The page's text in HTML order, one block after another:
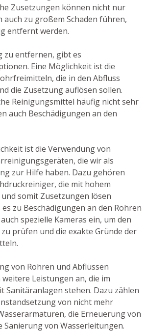
Zusetzungen können nicht nur
auch zu großem Schaden führen,
entfernt werden.
zu entfernen, gibt es
Eine Möglichkeit ist die
die in den Abfluss
die Zusetzung auflösen sollen.
Reinigungsmittel häufig nicht sehr
auch Beschädigungen an den
ist die Verwendung von
die wir als
zur Hilfe haben. Dazu gehören
die mit hohem
somit Zusetzungen lösen
zu Beschädigungen an den Rohren
spezielle Kameras ein, um den
prüfen und die exakte Gründe der
von Rohren und Abflüssen
Leistungen an, die im
Sanitäranlagen stehen. Dazu zählen
von nicht mehr
die Erneuerung von
Sanierung von Wasserleitungen.